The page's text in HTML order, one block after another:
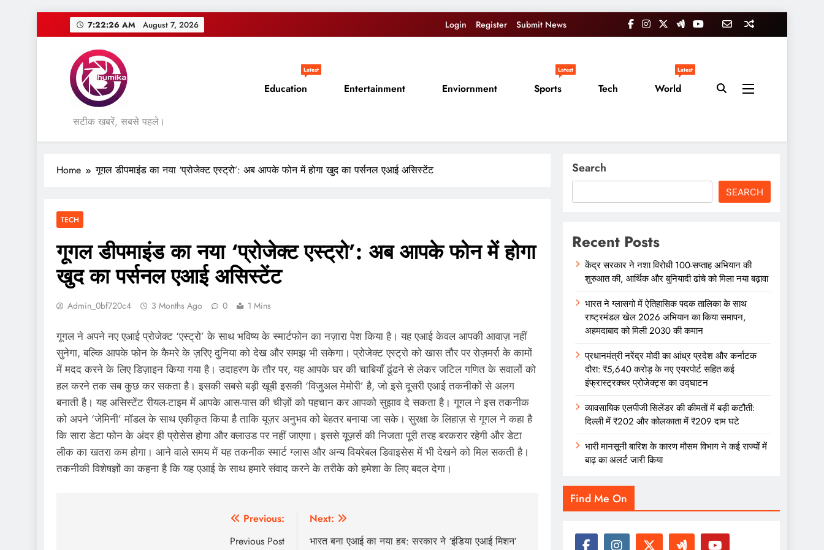
to
7:22:26 AM August 7, 2026 Login Register Submit News
सटीक खबरें, सबसे पहले।
Education
Latest
Entertainment Enviornment Sports
Latest
Tech World
Latest
Home गूगल डीपमाइंड का नया ‘प्रोजेक्ट एस्ट्रो’: अब आपके फोन में होगा खुद का पर्सनल एआई असिस्टेंट
TECH
गूगल डीपमाइंड का नया ‘प्रोजेक्ट एस्ट्रो’: अब आपके फोन में होगा
खुद का पर्सनल एआई असिस्टेंट
Admin_0bf720c4 3 Months Ago 0 1 Mins
गूगल ने अपने नए एआई प्रोजेक्ट ‘एस्ट्रो’ के साथ भविष्य के स्मार्टफोन का नज़ारा पेश किया है। यह एआई केवल आपकी आवाज़ नहीं
सुनेगा, बल्कि आपके फोन के कैमरे के ज़रिए दुनिया को देख और समझ भी सकेगा। प्रोजेक्ट एस्ट्रो को खास तौर पर रोज़मर्रा के कामों
में मदद करने के लिए डिज़ाइन किया गया है। उदाहरण के तौर पर, यह आपके घर की चाबियाँ ढूंढने से लेकर जटिल गणित के सवालों को
हल करने तक सब कुछ कर सकता है। इसकी सबसे बड़ी खूबी इसकी ‘विजुअल मेमोरी’ है, जो इसे दूसरी एआई तकनीकों से अलग
बनाती है। यह असिस्टेंट रीयल-टाइम में आपके आस-पास की चीज़ों को पहचान कर आपको सुझाव दे सकता है। गूगल ने इस तकनीक
को अपने ‘जेमिनी’ मॉडल के साथ एकीकृत किया है ताकि यूज़र अनुभव को बेहतर बनाया जा सके। सुरक्षा के लिहाज़ से गूगल ने कहा है
कि सारा डेटा फोन के अंदर ही प्रोसेस होगा और क्लाउड पर नहीं जाएगा। इससे यूज़र्स की निजता पूरी तरह बरकरार रहेगी और डेटा
लीक का खतरा कम होगा। आने वाले समय में यह तकनीक स्मार्ट ग्लास और अन्य वियरेबल डिवाइसेस में भी देखने को मिल सकती है।
तकनीकी विशेषज्ञों का कहना है कि यह एआई के साथ हमारे संवाद करने के तरीके को हमेशा के लिए बदल देगा।
Previous:
Previous Post
Next:
भारत बना एआई का नया हब: सरकार ने ‘इंडिया एआई मिशन’
Search
SEARCH
Recent Posts
केंद्र सरकार ने नशा विरोधी 100-सप्ताह अभियान की
शुरुआत की, आर्थिक और बुनियादी ढांचे को मिला नया बढ़ावा
भारत ने ग्लासगो में ऐतिहासिक पदक तालिका के साथ
राष्ट्रमंडल खेल 2026 अभियान का किया समापन,
अहमदाबाद को मिली 2030 की कमान
प्रधानमंत्री नरेंद्र मोदी का आंध्र प्रदेश और कर्नाटक
दौरा: ₹5,640 करोड़ के नए एयरपोर्ट सहित कई
इंफ्रास्ट्रक्चर प्रोजेक्ट्स का उद्घाटन
व्यावसायिक एलपीजी सिलेंडर की कीमतों में बड़ी कटौती:
दिल्ली में ₹202 और कोलकाता में ₹209 दाम घटे
भारी मानसूनी बारिश के कारण मौसम विभाग ने कई राज्यों में
बाढ़ का अलर्ट जारी किया
Find Me On